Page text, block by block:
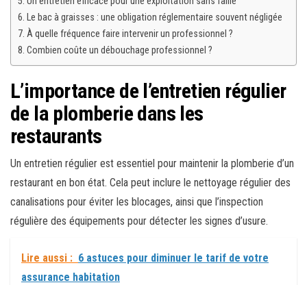
Le bac à graisses : une obligation réglementaire souvent négligée
À quelle fréquence faire intervenir un professionnel ?
Combien coûte un débouchage professionnel ?
L’importance de l’entretien régulier
de la plomberie dans les
restaurants
Un entretien régulier est essentiel pour maintenir la plomberie d’un
restaurant en bon état. Cela peut inclure le nettoyage régulier des
canalisations pour éviter les blocages, ainsi que l’inspection
régulière des équipements pour détecter les signes d’usure.
Lire aussi : 6 astuces pour diminuer le tarif de votre
assurance habitation